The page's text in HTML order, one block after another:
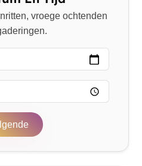
vroege ochtenden